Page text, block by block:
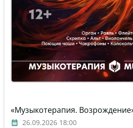
«Музыкотерапия.
26.09.2026 18:00